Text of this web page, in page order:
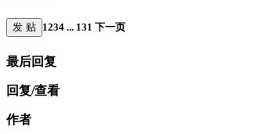
发 贴 1234 ... 131 下一页
最后回复
回复/查看
作者